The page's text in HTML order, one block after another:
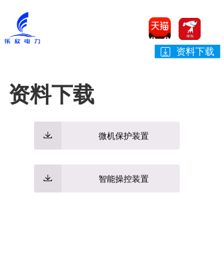
资料下载
资料下载
微机保护装置
智能操控装置